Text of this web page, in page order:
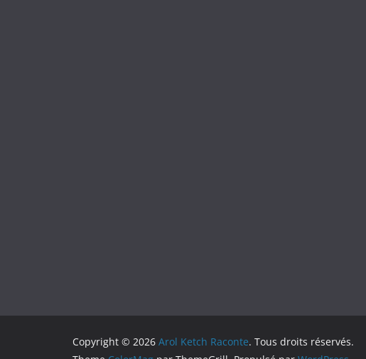
Copyright © 2026 Arol Ketch Raconte. Tous droits réservés.